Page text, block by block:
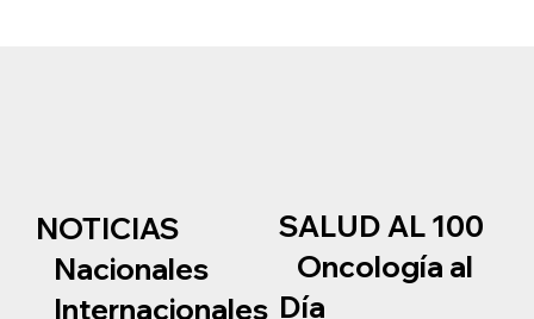
NOTICIAS
Nacionales
Internacionales
SALUD AL 100
Oncología al
Día